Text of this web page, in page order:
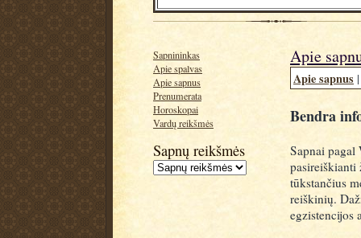
Sapnininkas
Apie spalvas
Apie sapnus
Prenumerata
Horoskopai
Vardų reikšmės
Sapnų reikšmės
Apie
Apie sapnus
Bendra
Sapnai
pasireiškianti
tūkstančius
reiškinių.
egzistencijos